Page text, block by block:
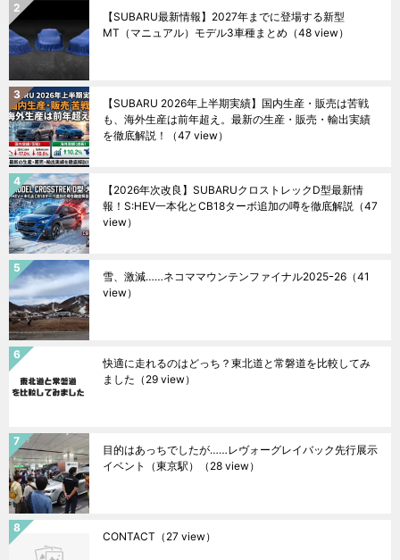
【SUBARU最新情報】2027年までに登場する新型
MT（マニュアル）モデル3車種まとめ （48 view）
【SUBARU 2026年上半期実績】国内生産・販売は苦戦
も、海外生産は前年超え。最新の生産・販売・輸出実績
を徹底解説！
（47 view）
【2026年次改良】SUBARUクロストレックD型最新情
報！S:HEV一本化とCB18ターボ追加の噂を徹底解説 （47
view）
雪、激減……ネコママウンテンファイナル2025ｰ26 （41
view）
快適に走れるのはどっち？東北道と常磐道を比較してみ
ました （29 view）
目的はあっちでしたが……レヴォーグレイバック先行展示
イベント（東京駅）
（28 view）
CONTACT （27 view）